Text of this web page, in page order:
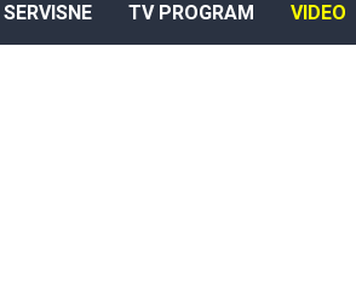
SERVISNE TV PROGRAM VIDEO